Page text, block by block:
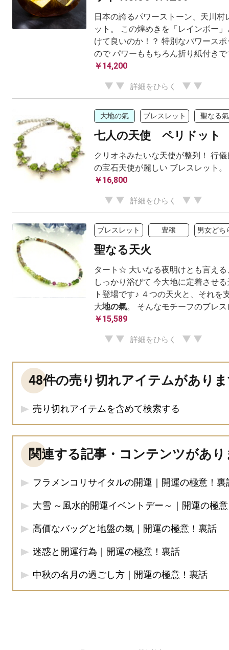
日本の誇るパワーストーン、天川村
ット。 この煌めきを「レインボー
けて良いのか！？ 特別なパワース
ので パワーももちろん折り紙付きで
￥14,200
詳細をひらく
大地の氣 ブレスレット 聖なる氣
七人の天使 ペリドット
クリオネみたいな天使が整列！ 行
の宝石天使が麗しい ブレスレット。
￥16,800
詳細をひらく
ブレスレット 豊穣 男女どち
聖なる天火
タート☆ 大いなる夜明けとも言え
しっかり浴びて 今大地に定着させ
ト登場です♪ ４つの天火と、それを
大地の氣。 そんなモチーフのブレ
￥15,589
詳細をひらく
48件の売り切れアイテムがあり
売り切れアイテムを含めて検索する
関連する記事・コンテンツがあ
フラメンコリサイタルの開運｜開運の極意！裏
大雪 ～風水的開運イベントデー～｜開運の極
高価なバッグと地盤の氣｜開運の極意！裏話
迷惑と開運行為｜開運の極意！裏話
中秋の名月の過ごし方｜開運の極意！裏話